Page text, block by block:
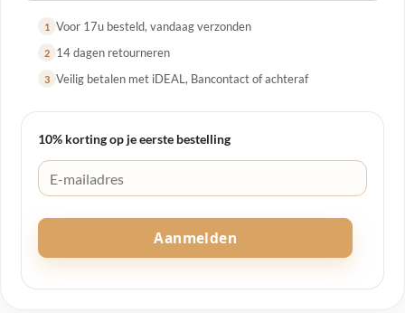
1 Voor 17u besteld, vandaag verzonden
2 14 dagen retourneren
3 Veilig betalen met iDEAL, Bancontact of achteraf
10% korting op je eerste bestelling
Aanmelden